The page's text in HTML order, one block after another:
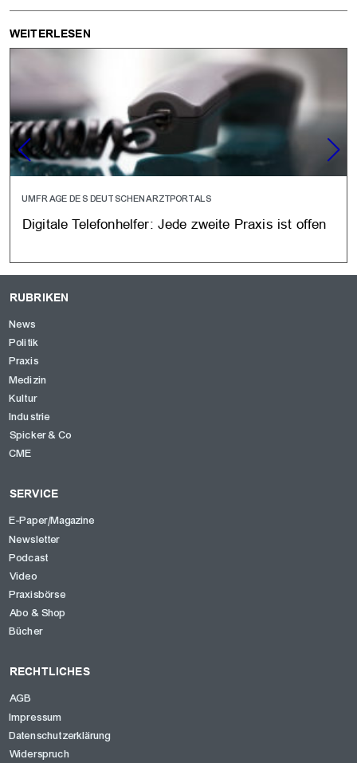
WEITERLESEN
UMFRAGE DES DEUTSCHENARZTPORTALS
Digitale Telefonhelfer: Jede zweite Praxis ist offen
RUBRIKEN
News
Politik
Praxis
Medizin
Kultur
Industrie
Spicker & Co
CME
SERVICE
E-Paper/Magazine
Newsletter
Podcast
Video
Praxisbörse
Abo & Shop
Bücher
RECHTLICHES
AGB
Impressum
Datenschutzerklärung
Widerspruch